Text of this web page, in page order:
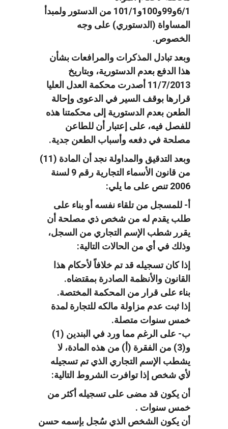
6/1و99و100و101/1 من الدستور ولمبدأ
المساواة (الدستوري) على وجه
الخصوص.
وبعد تبادل المذكرات والمرافعات بشأن
هذا الدفع بعدم الدستورية، وبتاريخ
11/7/2013 أصدرت محكمة العدل العليا
قرارها بوقف السير في الدعوى وإحالة
الطعن بعدم الدستورية إلى محكمتنا هذه
للفصل فيه، على إعتبار أن للطاعن
مصلحة في دفعه وأسباب الطعن جدية.
وبعد التدقيق والمداولة نجد أن المادة (11)
من قانون الأسماء التجارية رقم 9 لسنة
2006 تنص على ما يلي:
أ- للمسجل من تلقاء نفسه أو بناء على
طلب يقدم له من شخص ذي مصلحة أن
يقرر شطب الإسم التجاري من السجل،
وذلك في أي من الحالات التالية:
إذا كان تسجيله قد تم خلافاً لأحكام هذا
القانون والأنظمة الصادرة بمقتضاه.
بناء على قرار من المحكمة المختصة.
إذا ثبت عدم مزاولة مالكه للتجارة لمدة
خمس سنوات متصلة.
ب- على الرغم مما ورد في البندين (1)
و(3) من الفقرة (أ) من هذه المادة، لا
يشطب الإسم التجاري الذي تم تسجيله
لأي شخص إذا توافرت الشروط التالية:
أن يكون قد مضى على تسجيله أكثر من
خمس سنوات .
أن يكون الشخص الذي سُجل بإسمه حسن